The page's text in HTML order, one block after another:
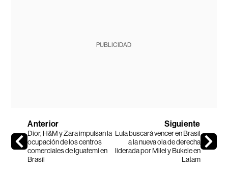
PUBLICIDAD
Anterior
Dior, H&M y Zara impulsan la
ocupación de los centros
comerciales de Iguatemi en
Brasil
Siguiente
Lula buscará vencer en Brasil
a la nueva ola de derecha
liderada por Milei y Bukele en
Latam